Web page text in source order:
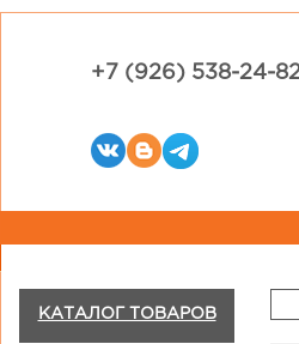
+7 (926) 538-24-
КАТАЛОГ ТОВАРОВ